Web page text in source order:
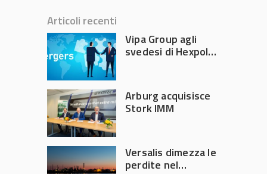
Articoli recenti
Vipa Group agli
svedesi di Hexpol
Arburg acquisisce
Stork IMM
Versalis dimezza le
perdite nel